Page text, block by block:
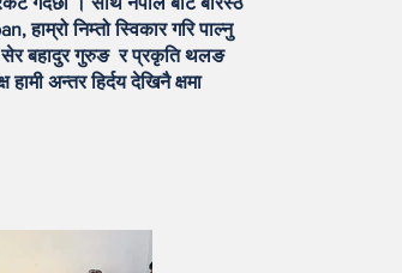
हाम्रो निम्तो स्विकार गरि पाल्नु
सेर बहादुर गुरुङ र प्रकृति थलङ
अन्तर हिर्दय देखिनै क्षमा